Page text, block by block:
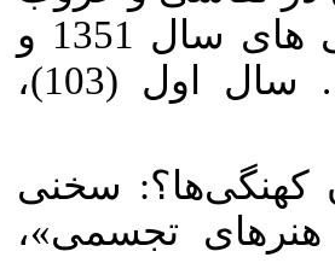
نوعی از نقاشی: نگاهی به نقاشی های سال 1351 و
گزارشی درباره نقاشان»، تماشا. سال اول (103)،
کردن کهنگی‌ها؟: سخنی
هنرهای تجسمی»،